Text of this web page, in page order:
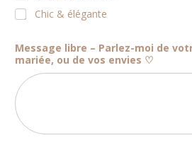
t
v
i
f
e
r
N
o
Chic & élégante
Message libre – Parlez-moi de
mariée, ou de vos envies ♡